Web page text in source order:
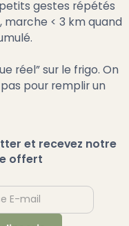
gestes répétés
marche < 3 km quand
réel” sur le frigo. On
pour remplir un
et recevez notre
offert